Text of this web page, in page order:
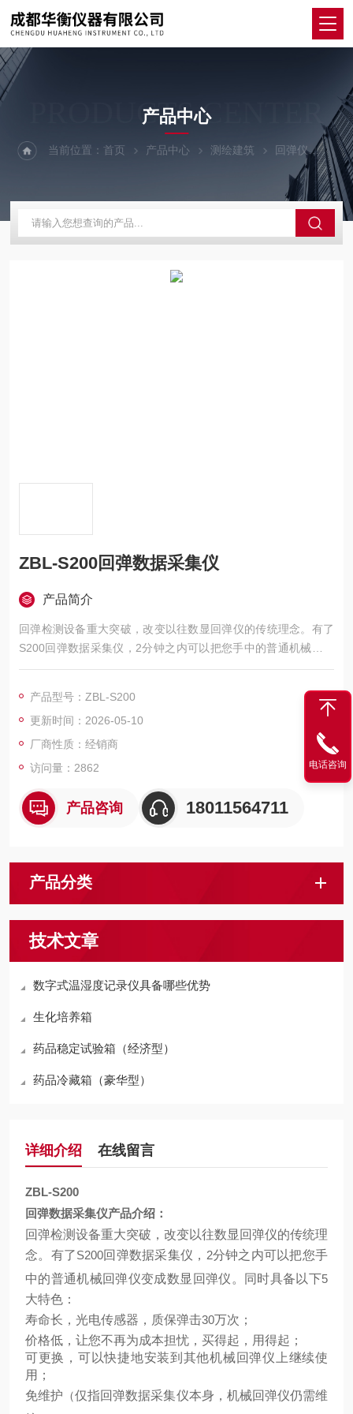
PRODUCTS CENTER
产品中心
当前位置：首页 产品中心 测绘建筑 回弹仪
ZBL-S200回弹数据采集仪
产品简介
回弹检测设备重大突破，改变以往数显回弹仪的传统理念。有了
S200回弹数据采集仪，2分钟之内可以把您手中的普通机械回弹
仪变成数显回弹仪。
产品型号：ZBL-S200
更新时间：2026-05-10
厂商性质：经销商
访问量：2862
产品咨询 18011564711
产品分类
技术文章
数字式温湿度记录仪具备哪些优势
生化培养箱
药品稳定试验箱（经济型）
药品冷藏箱（豪华型）
详细介绍 在线留言
ZBL-S200
回弹数据采集仪产品介绍：
回弹检测设备重大突破，改变以往数显回弹仪的传统理
念。有了S200回弹数据采集仪， 2分钟之内可以把您手
中的普通机械回弹仪变成数显回弹仪。同时具备以下5
大特色：
寿命长，光电传感器，质保弹击30万次；
价格低，让您不再为成本担忧，买得起，用得起；
可更换，可以快捷地安装到其他机械回弹仪上继续使
用；
免维护 （仅指回弹数据采集仪本身，机械回弹仪仍需维
电话咨询